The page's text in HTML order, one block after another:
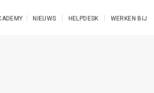
NIEUWS HELPDESK WERKEN BIJ